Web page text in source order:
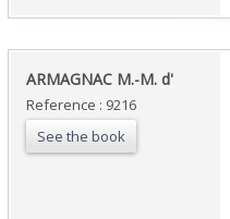
‎ARMAGNAC M.-M. d'‎
Reference : 9216
See the book